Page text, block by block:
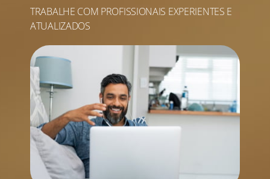
TRABALHE COM PROFISSIONAIS EXPERIENTES E
ATUALIZADOS